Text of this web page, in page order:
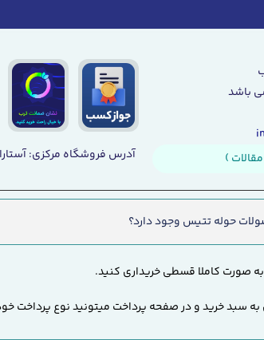
باشد
)
آدرس فروشگاه مرکزی: آستارا
حوله تتیس وجود دارد؟
صورت کاملا قسطی خریداری کنید.
سبد خرید و در صفحه پرداخت میتونید نوع پرداخت